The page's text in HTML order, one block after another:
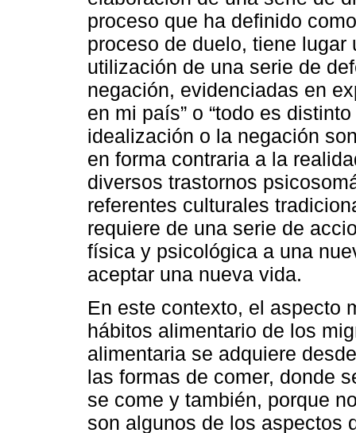
proceso que ha definido
proceso de duelo, tiene
utilización de una serie de
negación, evidenciadas en
en mi país” o “todo es
idealización o la negación
en forma contraria a la
diversos trastornos
referentes culturales
requiere de una serie de
física y psicológica a una
aceptar una nueva vida.
En este contexto, el aspecto
hábitos alimentario de los
alimentaria se adquiere
las formas de comer, donde
se come y también, porque
son algunos de los aspectos